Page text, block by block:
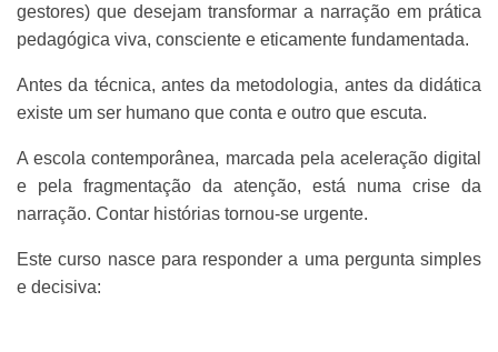
gestores) que desejam transformar a narração em prática
pedagógica viva, consciente e eticamente fundamentada.
Antes da técnica, antes da metodologia, antes da didática
existe um ser humano que conta e outro que escuta.
A escola contemporânea, marcada pela aceleração digital
e pela fragmentação da atenção, está numa crise da
narração. Contar histórias tornou-se urgente.
Este curso nasce para responder a uma pergunta simples
e decisiva: